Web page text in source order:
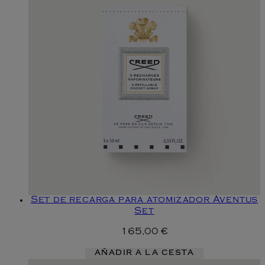
Set de recarga para atomizador Aventus
Set
165,00 €
AÑADIR A LA CESTA